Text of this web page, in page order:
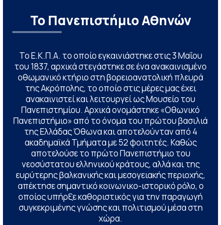
Το Πανεπιστήμιο Αθηνών
Το Ε.Κ.Π.Α. το οποίο εγκαινιάστηκε στις 3 Μαΐου
του 1837, αρχικά στεγάστηκε σε ένα ανακαινισμένο
οθωμανικό κτήριο στη βορειοανατολική πλευρά
της Ακρόπολης, το οποίο στις μέρες μας έχει
ανακαινιστεί και λειτουργεί ως Μουσείο του
Πανεπιστημίου. Αρχικά ονομάστηκε «Οθωνικό
Πανεπιστήμιο» από το όνομα του πρώτου βασιλιά
της Ελλάδας Όθωνα και αποτελούνταν από 4
ακαδημαϊκά Τμήματα με 52 φοιτητές. Καθώς
αποτελούσε το πρώτο Πανεπιστήμιο του
νεοσύστατου ελληνικού κράτους, αλλά και της
ευρύτερης βαλκανικής και μεσογειακής περιοχής,
απέκτησε σημαντικό κοινωνικο-ιστορικό ρόλο, ο
οποίος υπήρξε καθοριστικός για την παραγωγή
συγκεκριμένης γνώσης και πολιτισμού μέσα στη
χώρα.